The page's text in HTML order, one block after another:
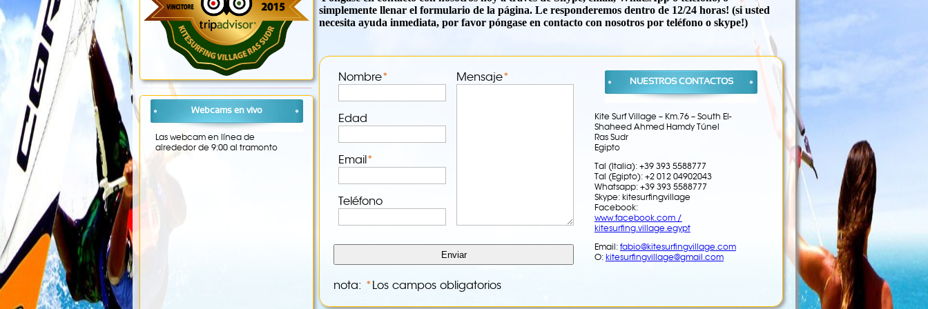
Webcams en vivo
Las webcam en línea de
alrededor de 9:00 al tramonto
simplemente llenar el formulario de la página. Le responderemos dentro de 12/24 horas! (si usted
necesita ayuda inmediata, por favor póngase en contacto con nosotros por teléfono o skype!)
Nombre*
Edad
Email*
Teléfono
Mensaje*
nota: *Los campos obligatorios
NUESTROS CONTACTOS
Kite Surf Village – Km.76 – South El-
Shaheed Ahmed Hamdy Túnel
Ras Sudr
Egipto
Tal (Italia): +39 393 5588777
Tal (Egipto): +2 012 04902043
Whatsapp: +39 393 5588777
Skype: kitesurfingvillage
Facebook:
www.facebook.com /
kitesurfing.village.egypt
Email: fabio@kitesurfingvillage.com
O: kitesurfingvillage@gmail.com